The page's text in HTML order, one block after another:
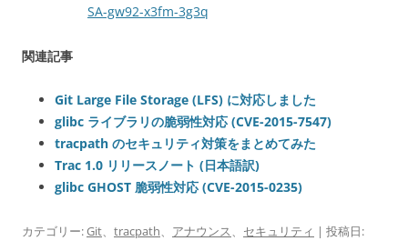
SA-gw92-x3fm-3g3q
関連記事
Git Large File Storage (LFS) に対応しました
glibc ライブラリの脆弱性対応 (CVE-2015-7547)
tracpath のセキュリティ対策をまとめてみた
Trac 1.0 リリースノート (日本語訳)
glibc GHOST 脆弱性対応 (CVE-2015-0235)
カテゴリー:Git、 tracpath、 アナウンス、 セキュリティ | 投稿日: